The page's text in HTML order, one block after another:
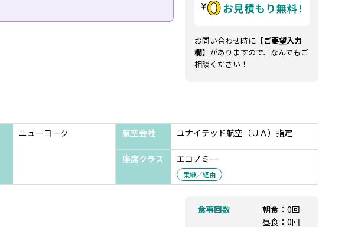
お問い合わせ時に【ご要望入力
欄】がありますので、なんでもご
相談ください！
ニューヨーク 航空会社 ユナイテッド航空（ＵＡ）指定
座席クラス エコノミー
乗継／経由
食事回数
朝食：0回
昼食：0回